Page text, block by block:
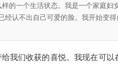
的一个生活状态。我是一个家庭妇
认不出自己可爱的脸。我开始变
们收获的喜悦。我现在可以